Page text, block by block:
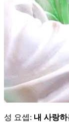
성 요셉: 내 사랑